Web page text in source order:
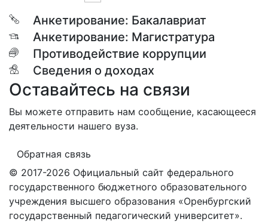
Анкетирование: Бакалавриат
Анкетирование: Магистратура
Противодействие коррупции
Сведения о доходах
Оставайтесь на связи
Вы можете отправить нам сообщение, касающееся
деятельности нашего вуза.
Обратная связь
© 2017-2026 Официальный сайт федерального
государственного бюджетного образовательного
учреждения высшего образования «Оренбургский
государственный педагогический университет».